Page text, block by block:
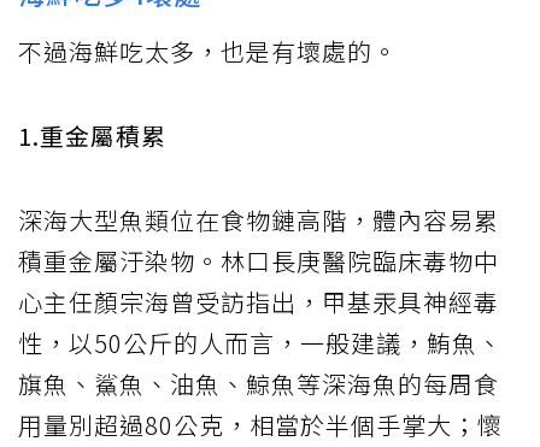
不過海鮮吃太多，也是有壞處的。
1.重金屬積累
深海大型魚類位在食物鏈高階，體內容易累
積重金屬汙染物。林口長庚醫院臨床毒物中
心主任顏宗海曾受訪指出，甲基汞具神經毒
性，以50公斤的人而言，一般建議，鮪魚、
旗魚、鯊魚、油魚、鯨魚等深海魚的每周食
用量別超過80公克，相當於半個手掌大；懷